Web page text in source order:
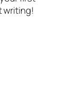
writing!